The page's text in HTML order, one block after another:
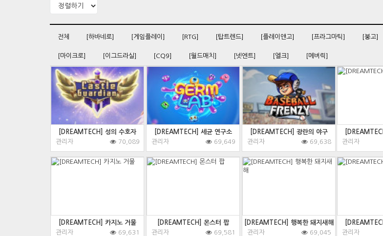
전체 [하바네로] [게임플레이] [RTG] [탑트렌드] [플레이앤고] [프라그마틱] [붕고]
[마이크로] [이그드라실] [CQ9] [월드매치] [넷엔트] [엘크] [메버릭]
[DREAMTECH] 성의 수호자
관리자
70,089
[DREAMTECH] 세균 연구소
관리자
69,649
[DREAMTECH] 광란의 야구
관리자
69,638
관리자
[DREAMTECH] 카지노 거물
관리자
69,631
[DREAMTECH] 몬스터 팝
관리자
69,581
[DREAMTECH] 행복한 돼지새해
관리자
69,045
관리자